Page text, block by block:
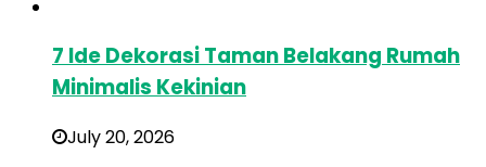
7 Ide Dekorasi Taman Belakang Rumah
Minimalis Kekinian
July 20, 2026